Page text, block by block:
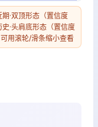
·双顶形态（置信度
·头肩底形态（置信度
用滚轮/滑条缩小查看